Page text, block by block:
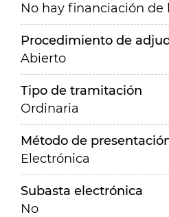
No hay financiación de
Procedimiento de
Abierto
Tipo de tramitación
Ordinaria
Método de
Electrónica
Subasta electrónica
No